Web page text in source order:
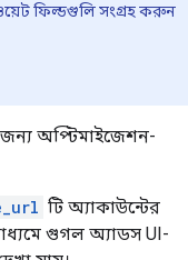
ফিল্ডগুলি সংগ্রহ করুন
জন্য অপ্টিমাইজেশন-
টি অ্যাকাউন্টের
গুগল অ্যাডস UI-